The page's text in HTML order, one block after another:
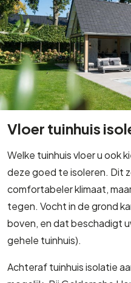
Vloer tuinhuis
Welke tuinhuis vloer u ook
deze goed te isoleren. Dit
comfortabeler klimaat,
tegen. Vocht in de grond
boven, en dat beschadigt
gehele tuinhuis).
Achteraf tuinhuis isolatie